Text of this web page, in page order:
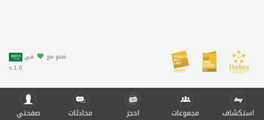
صنع مع
في
v.1.0
استكشاف مجموعات احجز محادثات صفحتي